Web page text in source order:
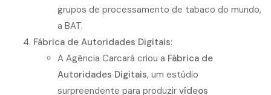
grupos de processamento de tabaco do mundo,
a BAT.
Fábrica de Autoridades Digitais:
A Agência Carcará criou a Fábrica de
Autoridades Digitais, um estúdio
surpreendente para produzir vídeos